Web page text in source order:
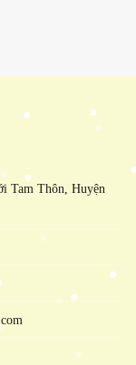
Tam Thôn, Huyện